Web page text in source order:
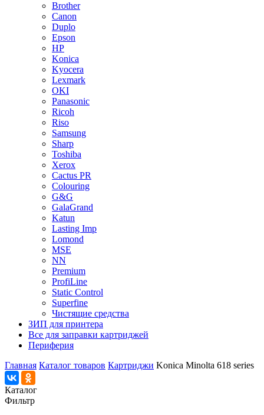
Brother
Canon
Duplo
Epson
HP
Konica
Kyocera
Lexmark
OKI
Panasonic
Ricoh
Riso
Samsung
Sharp
Toshiba
Xerox
Cactus PR
Colouring
G&G
GalaGrand
Katun
Lasting Imp
Lomond
MSE
NN
Premium
ProfiLine
Static Control
Superfine
Чистящие средства
ЗИП для принтера
Все для заправки картриджей
Периферия
Главная Каталог товаров Картриджи Konica Minolta 618 series
Каталог
Фильтр